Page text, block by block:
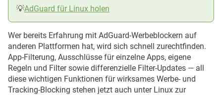
💡AdGuard für Linux holen
Wer bereits Erfahrung mit AdGuard-Werbeblockern auf
anderen Plattformen hat, wird sich schnell zurechtfinden.
App-Filterung, Ausschlüsse für einzelne Apps, eigene
Regeln und Filter sowie differenzielle Filter-Updates — all
diese wichtigen Funktionen für wirksames Werbe- und
Tracking-Blocking stehen jetzt auch unter Linux zur